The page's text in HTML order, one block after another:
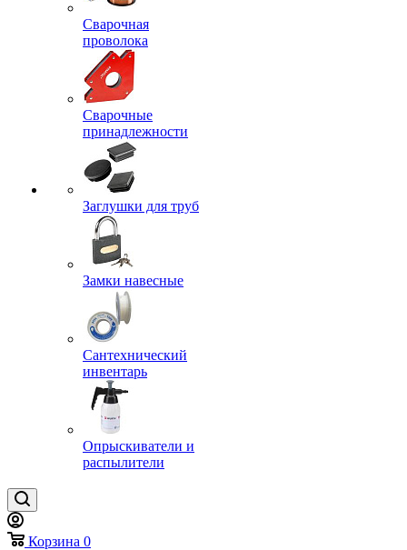
Сварочная
проволока
Сварочные
принадлежности
Заглушки для труб
Замки навесные
Сантехнический
инвентарь
Опрыскиватели и
распылители
Корзина 0